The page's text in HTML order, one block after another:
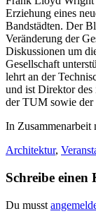
Erziehung eines
Bandstädten. Der
Veränderung der
Diskussionen um
Gesellschaft
lehrt an der
und ist Direktor des
der TUM sowie der
In
Architektur,
Schreibe einen
Du musst